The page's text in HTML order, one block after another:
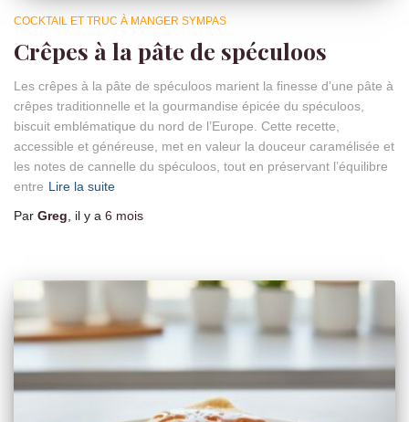
COCKTAIL ET TRUC À MANGER SYMPAS
Crêpes à la pâte de spéculoos
Les crêpes à la pâte de spéculoos marient la finesse d’une pâte à
crêpes traditionnelle et la gourmandise épicée du spéculoos,
biscuit emblématique du nord de l’Europe. Cette recette,
accessible et généreuse, met en valeur la douceur caramélisée et
les notes de cannelle du spéculoos, tout en préservant l’équilibre
entre Lire la suite
Par Greg , il y a 6 mois